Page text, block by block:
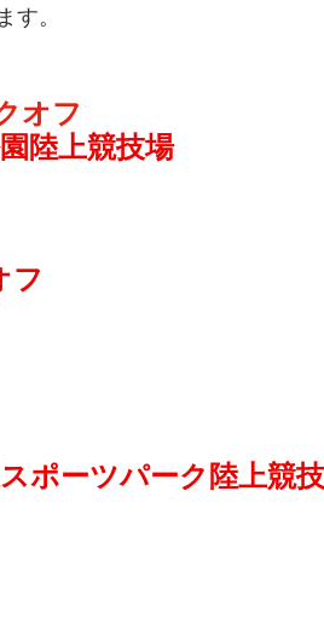
。
オフ
陸上競技場
フ
ポーツパーク陸上競